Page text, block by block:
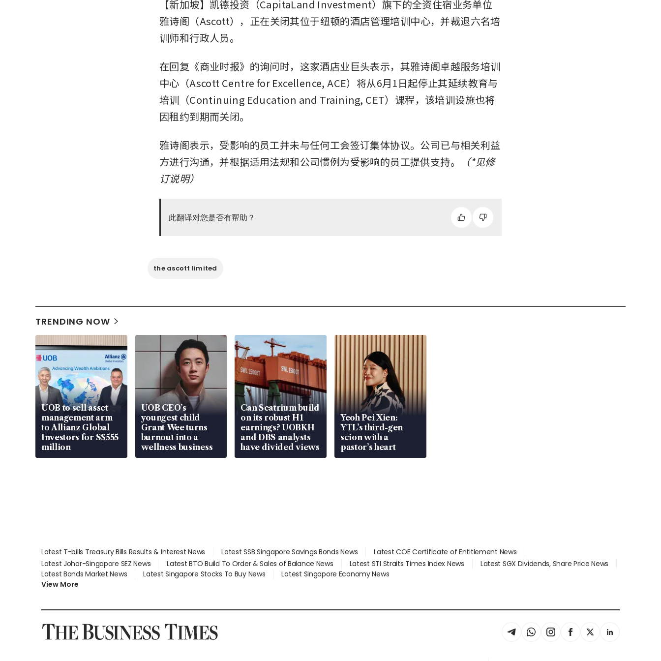
【新加坡】凯德投资（CapitaLand Investment）旗下的全资住宿业务单位
雅诗阁（Ascott），正在关闭其位于纽顿的酒店管理培训中心，并裁退六名培
训师和行政人员。
在回复《商业时报》的询问时，这家酒店业巨头表示，其雅诗阁卓越服务培训
中心（Ascott Centre for Excellence, ACE）将从6月1日起停止其延续教育与
培训（Continuing Education and Training, CET）课程，该培训设施也将
因租约到期而关闭。
雅诗阁表示，受影响的员工并未与任何工会签订集体协议。公司已与相关利益
方进行沟通，并根据适用法规和公司惯例为受影响的员工提供支持。
（*见修
订说明）
此翻译对您是否有帮助？
the ascott limited
TRENDING NOW
UOB to sell asset
management arm
to Allianz Global
Investors for S$555
million
UOB CEO’s
youngest child
Grant Wee turns
burnout into a
wellness business
Can Seatrium build
on its robust H1
earnings? UOBKH
and DBS analysts
have divided views
Yeoh Pei Xien:
YTL’s third-gen
scion with a
pastor’s heart
Latest T-bills Treasury Bills Results & Interest News Latest SSB Singapore Savings Bonds News
Latest COE Certificate of Entitlement News
Latest Johor-Singapore SEZ News
Latest BTO Build To Order & Sales of Balance News Latest STI Straits Times Index News
Latest SGX Dividends, Share Price News
Latest Bonds Market News
Latest Singapore Stocks To Buy News
Latest Singapore Economy News
View More